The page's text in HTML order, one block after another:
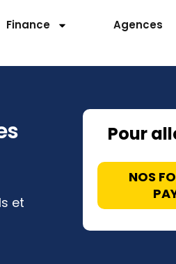
Finance
Agences
et
Pour
NOS